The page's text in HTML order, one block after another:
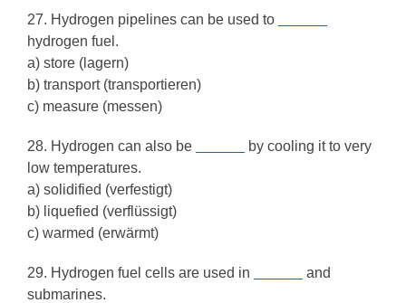
27. Hydrogen pipelines can be used to
hydrogen fuel.
a) store (lagern)
b) transport (transportieren)
c) measure (messen)
28. Hydrogen can also be
by cooling it to very
low temperatures.
a) solidified (verfestigt)
b) liquefied (verflüssigt)
c) warmed (erwärmt)
29. Hydrogen fuel cells are used in
and
submarines.